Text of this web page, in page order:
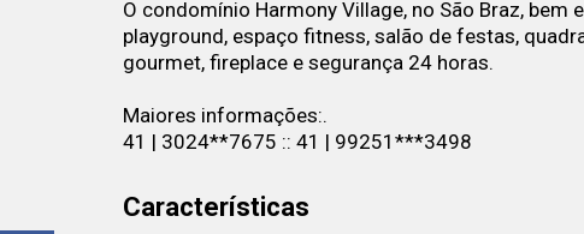
O condomínio Harmony Village, no São Braz,
playground, espaço fitness, salão de festas,
gourmet, fireplace e segurança 24 horas.
Maiores informações:.
41 | 3024**7675 :: 41 | 99251***3498
Características